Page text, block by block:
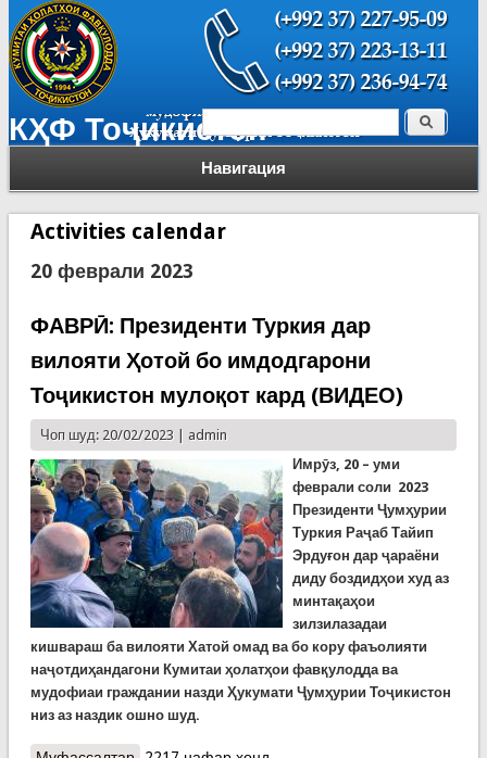
КҲФ Тоҷикистон
Навигация
Форма поиска Поиск
Activities calendar
20 феврали 2023
ФАВРӢ: Президенти Туркия дар
вилояти Ҳотой бо имдодгарони
Тоҷикистон мулоқот кард (ВИДЕО)
Чоп шуд: 20/02/2023 | admin
Имрӯз, 20 – уми
феврали соли 2023
Президенти Ҷумҳурии
Туркия Раҷаб Тайип
Эрдуғон дар ҷараёни
диду боздидҳои худ аз
минтақаҳои
зилзилазадаи
кишвараш ба вилояти Хатой омад ва бо кору фаъолияти
наҷотдиҳандагони Кумитаи ҳолатҳои фавқулодда ва
мудофиаи граждании назди Ҳукумати Ҷумҳурии Тоҷикистон
низ аз наздик ошно шуд.